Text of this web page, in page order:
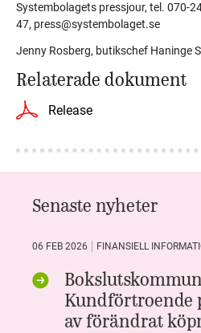
Systembolagets pressjour, tel. 070-
47, press@systembolaget.se
Jenny Rosberg, butikschef Haninge
Relaterade dokument
Release
Senaste nyheter
06 FEB 2026 FINANSIELL
Kundförtroende
av förändrat